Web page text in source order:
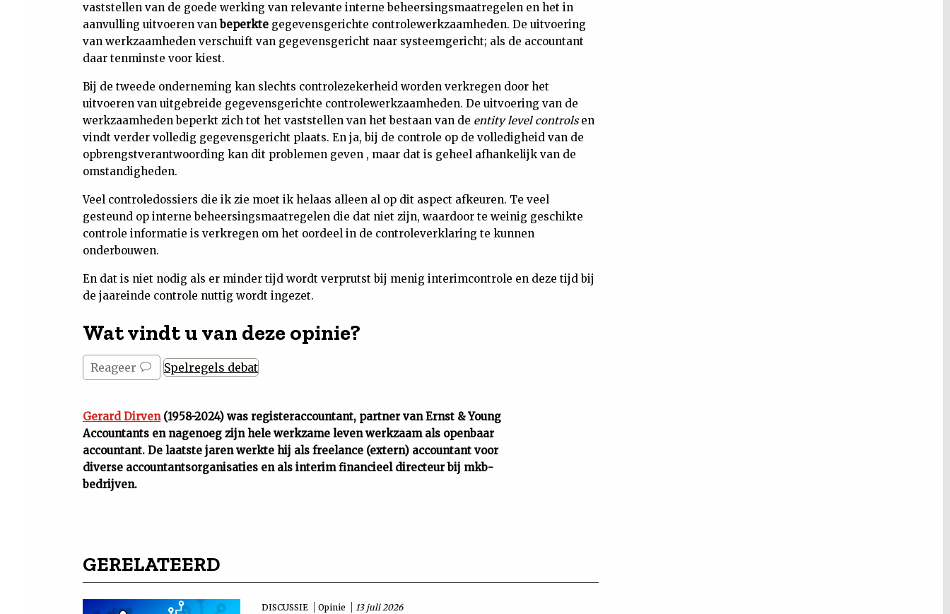
vaststellen van de goede werking van relevante interne beheersingsmaatregelen en het in
aanvulling uitvoeren vanbeperkte gegevensgerichte controlewerkzaamheden. De uitvoering
van werkzaamheden verschuift van gegevensgericht naar systeemgericht; als de accountant
daar tenminste voor kiest.
Bij de tweede onderneming kan slechts controlezekerheid worden verkregen door het
uitvoeren van uitgebreide gegevensgerichte controlewerkzaamheden. De uitvoering van de
werkzaamheden beperkt zich tot het vaststellen van het bestaan van de entity level controlsen
vindt verder volledig gegevensgericht plaats. En ja, bij de controle op de volledigheid van de
opbrengstverantwoording kan dit problemen geven , maar dat is geheel afhankelijk van de
omstandigheden.
Veel controledossiers die ik zie moet ik helaas alleen al op dit aspect afkeuren. Te veel
gesteund op interne beheersingsmaatregelen die dat niet zijn, waardoor te weinig geschikte
controle informatie is verkregen om het oordeel in de controleverklaring te kunnen
onderbouwen.
En dat is niet nodig als er minder tijd wordt verprutst bij menig interimcontrole en deze tijd bij
de jaareinde controle nuttig wordt ingezet.
Wat vindt u van deze opinie?
Reageer Spelregels debat
Gerard Dirven(1958-2024) was registeraccountant, partner van Ernst & Young
Accountants en nagenoeg zijn hele werkzame leven werkzaam als openbaar
accountant. De laatste jaren werkte hij als freelance (extern) accountant voor
diverse accountantsorganisaties en als interim financieel directeur bij mkb-
bedrijven.
GERELATEERD
DISCUSSIE Opinie 13 juli 2026